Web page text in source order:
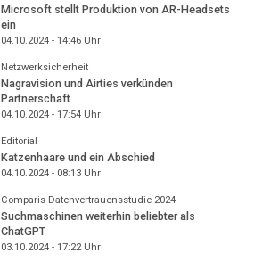
Microsoft stellt Produktion von AR-Headsets
ein
04.10.2024 - 14:46Uhr
Netzwerksicherheit
Nagravision und Airties verkünden
Partnerschaft
04.10.2024 - 17:54Uhr
Editorial
Katzenhaare und ein Abschied
04.10.2024 - 08:13Uhr
Comparis-Datenvertrauensstudie 2024
Suchmaschinen weiterhin beliebter als
ChatGPT
03.10.2024 - 17:22Uhr